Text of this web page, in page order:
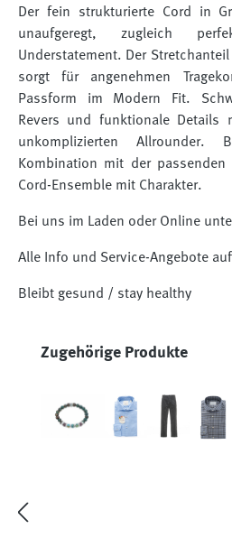
Der fein strukturierte Cord in
unaufgeregt, zugleich
Understatement. Der
sorgt für angenehmen
Passform im Modern Fit.
Revers und funktionale Details
unkomplizierten Allrounder.
Kombination mit der passenden
Cord-Ensemble mit Charakter.
Bei uns im Laden oder Online
Alle Info und Service-Angebote
Bleibt gesund / stay healthy
Produktgalerie überspringen
Zugehörige Produkte